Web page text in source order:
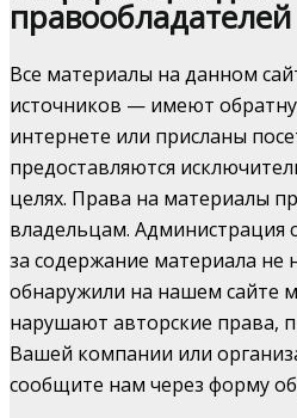
правообладателей
Все материалы на данном
источников — имеют
интернете или присланы
предоставляются
целях. Права на материалы
владельцам. Администрация
за содержание материала не
обнаружили на нашем сайте
нарушают авторские права,
Вашей компании или
сообщите нам через форму